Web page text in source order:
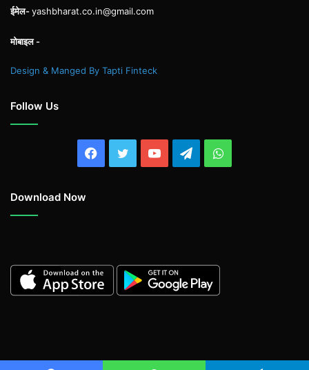
ईमेल-yashbharat.co.in@gmail.com
मोबाइल -
Design & Manged By Tapti Finteck
Follow Us
Facebook
TwitterYouTubeTelegramWhatsApp
Download Now